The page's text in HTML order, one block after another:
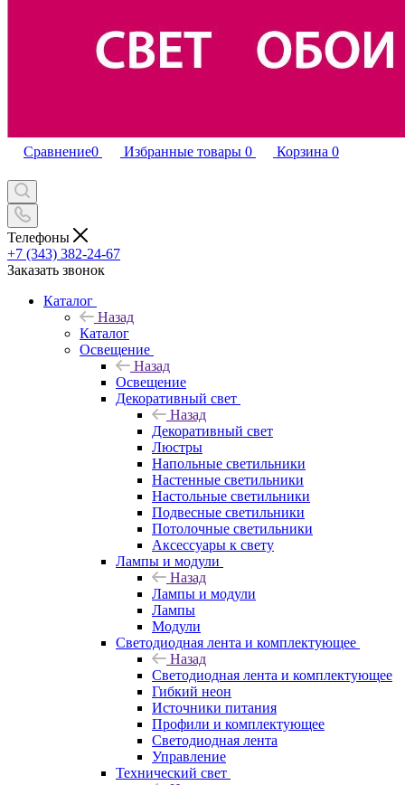
Сравнение0 Избранные товары 0 Корзина 0
Телефоны
+7 (343) 382-24-67
Заказать звонок
Каталог
Назад
Каталог
Освещение
Назад
Освещение
Декоративный свет
Назад
Декоративный свет
Люстры
Напольные светильники
Настенные светильники
Настольные светильники
Подвесные светильники
Потолочные светильники
Аксессуары к свету
Лампы и модули
Назад
Лампы и модули
Лампы
Модули
Светодиодная лента и комплектующее
Назад
Светодиодная лента и комплектующее
Гибкий неон
Источники питания
Профили и комплектующее
Светодиодная лента
Управление
Технический свет